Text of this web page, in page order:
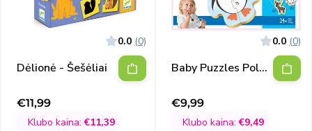
0.0 (0)
Dėlionė - Šešėliai
Išpardavimo
kaina
€11,99
Klubo kaina:€11,39
0.0 (0)
Baby Puzzles Polar
Išpardavimo
kaina
€9,99
Klubo kaina:€9,49